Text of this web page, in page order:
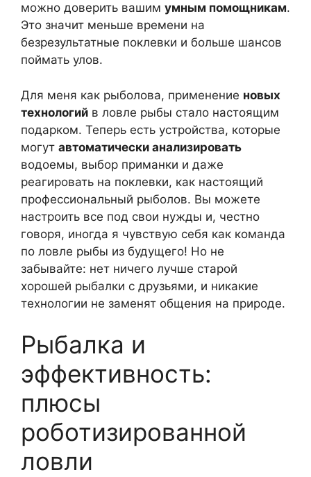
можно доверить вашим умным помощникам.
Это значит меньше времени на
безрезультатные поклевки и больше шансов
поймать улов.
Для меня как рыболова, применение новых
технологий в ловле рыбы стало настоящим
подарком. Теперь есть устройства, которые
могут автоматически анализировать
водоемы, выбор приманки и даже
реагировать на поклевки, как настоящий
профессиональный рыболов. Вы можете
настроить все под свои нужды и, честно
говоря, иногда я чувствую себя как команда
по ловле рыбы из будущего! Но не
забывайте: нет ничего лучше старой
хорошей рыбалки с друзьями, и никакие
технологии не заменят общения на природе.
Рыбалка и
эффективность:
плюсы
роботизированной
ловли